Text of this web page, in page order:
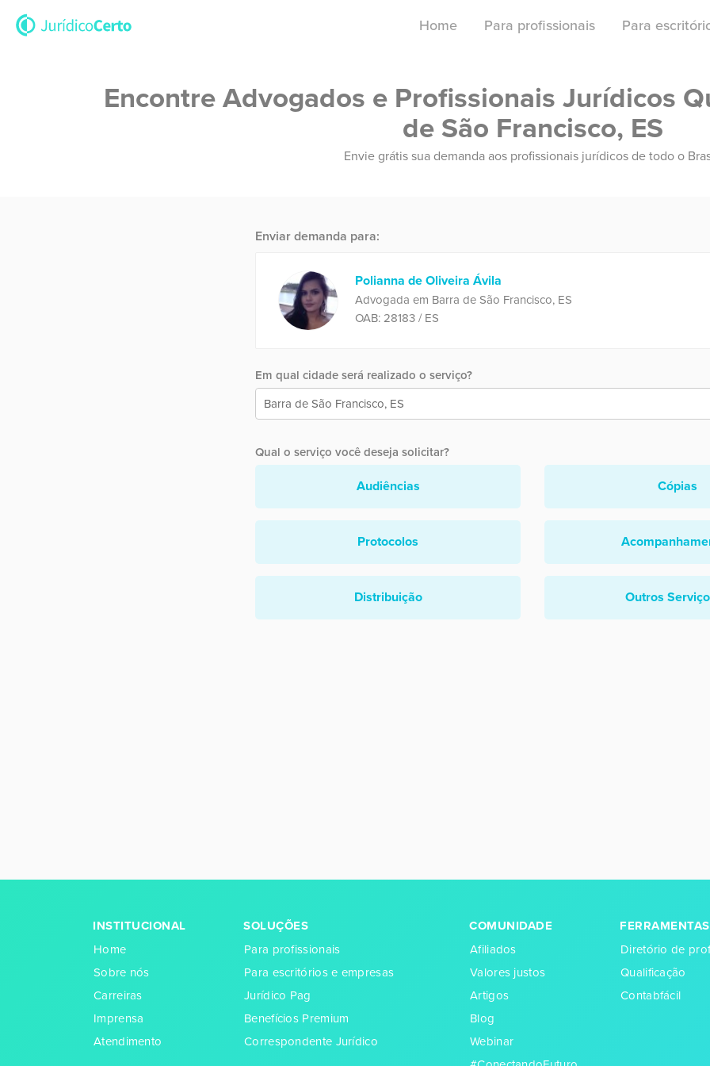
Home Para profissionais Para
Encontre Advogados e Profissionais Jurídicos
de São Francisco, ES
Envie grátis sua demanda aos profissionais jurídicos de todo o
Enviar demanda para:
Polianna de Oliveira Ávila
Advogada em Barra de São Francisco, ES
OAB: 28183 / ES
Em qual cidade será realizado o serviço?
Qual o serviço você deseja solicitar?
Audiências Cópias
Protocolos
Distribuição Outros
INSTITUCIONAL
Home
Sobre nós
Carreiras
Imprensa
Atendimento
SOLUÇÕES
Para profissionais
Para escritórios e empresas
Jurídico Pag
Benefícios Premium
Correspondente Jurídico
COMUNIDADE
Afiliados
Valores justos
Artigos
Blog
Webinar
FERRAMENTAS
Diretório de
Qualificação
Contabfácil